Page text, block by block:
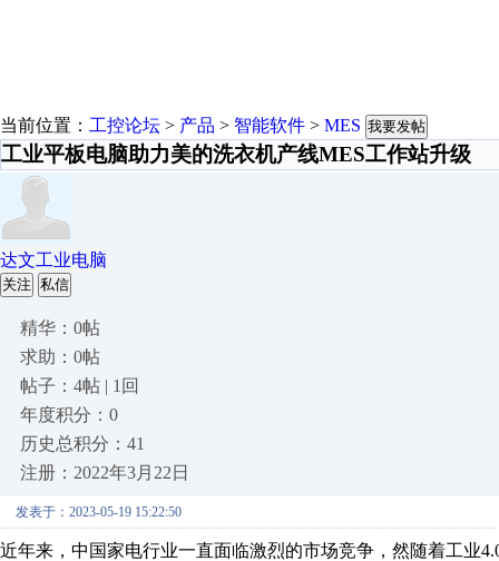
当前位置： 工控论坛 > 产品 > 智能软件 > MES 我要发帖
工业平板电脑助力美的洗衣机产线MES工作站升级
达文工业电脑
关注 私信
精华：0帖
求助：0帖
帖子：4帖 | 1回
年度积分：0
历史总积分：41
注册：2022年3月22日
发表于：2023-05-19 15:22:50
近年来，中国家电行业一直面临激烈的市场竞争，然随着工业